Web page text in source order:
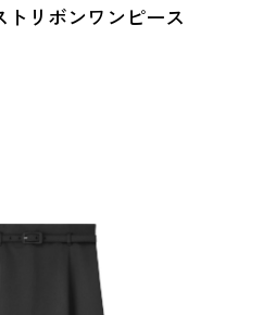
リボンワンピース